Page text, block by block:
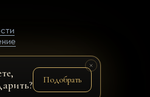
Подобрать